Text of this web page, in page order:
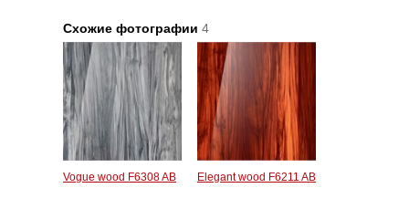
Схожие фотографии 4
Vogue wood F6308 AB Elegant wood F6211 AB